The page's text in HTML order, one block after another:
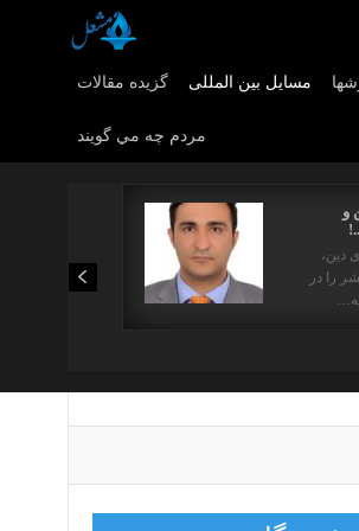
گزیده مقالات مسایل بین المللی
مردم چه مي گويند
و
دین،
را در
به…